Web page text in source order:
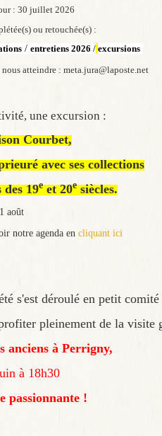
: 30 juillet 2026
ou retouchée(s) :
/ entretiens 2026 / excursions
atteindre : meta.jura@laposte.net
une excursion :
Courbet,
avec ses collections
19eet 20esiècles.
août
notre agenda encliquant ici
s'est déroulé en petit comité
pleinement de la visite
anciens à Perrigny,
à 18h30
passionnante !